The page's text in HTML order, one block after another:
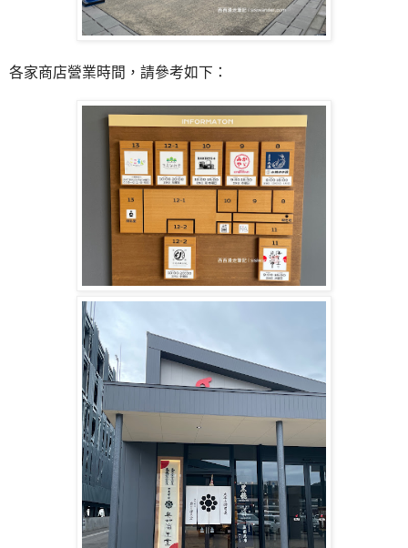
各家商店營業時間，請參考如下：